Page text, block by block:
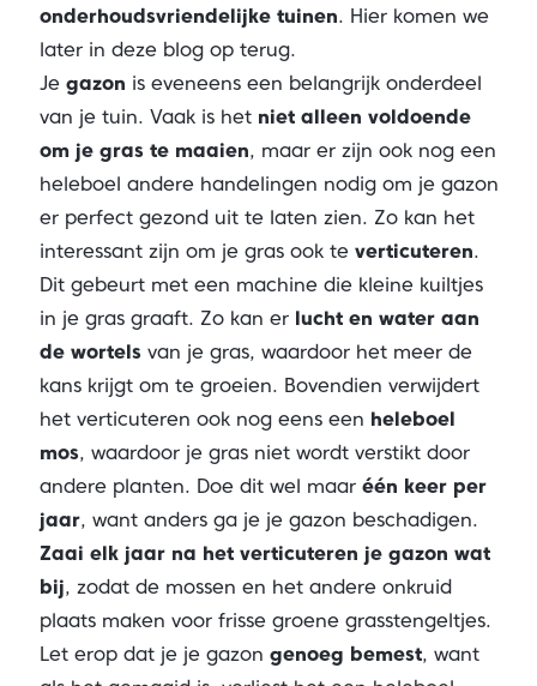
onderhoudsvriendelijke tuinen. Hier komen we
later in deze blog op terug.
Je gazon is eveneens een belangrijk onderdeel
van je tuin. Vaak is het niet alleen voldoende
om je gras te maaien, maar er zijn ook nog een
heleboel andere handelingen nodig om je gazon
er perfect gezond uit te laten zien. Zo kan het
interessant zijn om je gras ook te verticuteren.
Dit gebeurt met een machine die kleine kuiltjes
in je gras graaft. Zo kan er lucht en water aan
de wortelsvan je gras, waardoor het meer de
kans krijgt om te groeien. Bovendien verwijdert
het verticuteren ook nog eens een heleboel
mos, waardoor je gras niet wordt verstikt door
andere planten. Doe dit wel maar één keer per
jaar, want anders ga je je gazon beschadigen.
Zaai elk jaar na het verticuteren je gazon wat
bij, zodat de mossen en het andere onkruid
plaats maken voor frisse groene grasstengeltjes.
Let erop dat je je gazon genoeg bemest, want